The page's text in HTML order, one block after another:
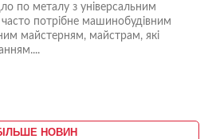
по металу з універсальним
потрібне машинобудівним
майстерням, майстрам, які
НОВИН